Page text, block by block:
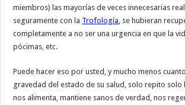
miembros) las mayorías de veces innecesarias
seguramente con la Trofología , se hubieran
completamente a no ser una urgencia en que la
pócimas, etc.
Puede hacer eso por usted, y mucho menos
gravedad del estado de su salud, solo repito solo
nos alimenta, mantiene sanos de verdad, nos